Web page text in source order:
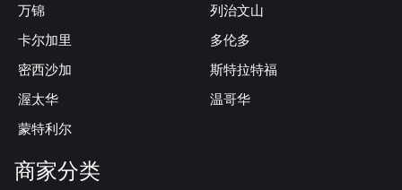
万锦
列治文山
卡尔加里
多伦多
密西沙加
斯特拉特福
渥太华
温哥华
蒙特利尔
商家分类